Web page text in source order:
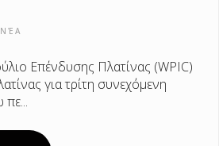
ΝΈΑ
Επένδυσης Πλατίνας (WPIC)
για τρίτη συνεχόμενη
πε...